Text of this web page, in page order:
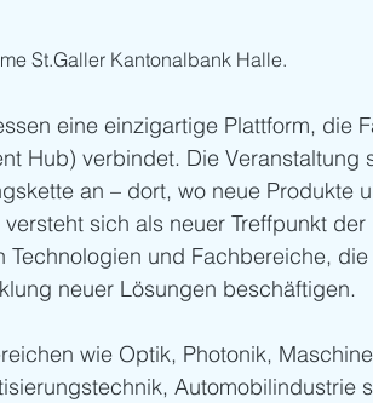
St.Galler Kantonalbank Halle.
eine einzigartige Plattform, die
Hub) verbindet. Die Veranstaltung
an – dort, wo neue Produkte
sich als neuer Treffpunkt der
Technologien und Fachbereiche,
neuer Lösungen beschäftigen.
wie Optik, Photonik,
Automobilindustrie